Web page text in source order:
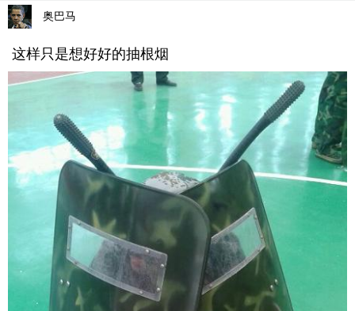
奥巴马
这样只是想好好的抽根烟